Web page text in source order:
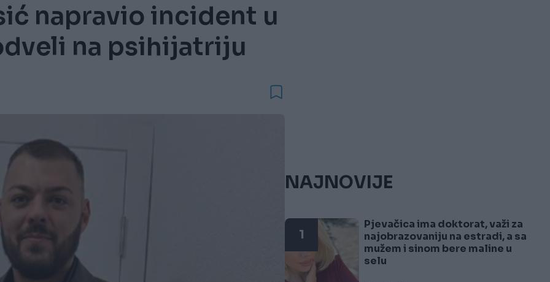
napravio incident u
na psihijatriju
NAJNOVIJE
1
Pjevačica ima doktorat, važi za
najobrazovaniju na estradi, a sa
mužem i sinom bere maline u
selu